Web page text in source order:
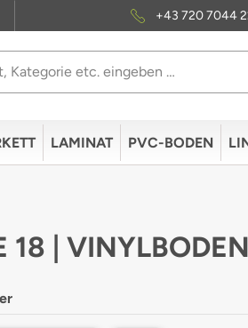
+43 720 7044
LAMINAT PVC-BODEN
18 |